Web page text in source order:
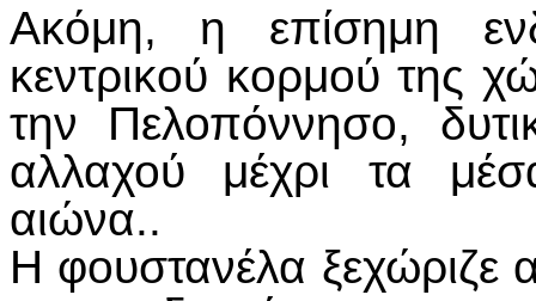
Ακόμη, η επίσημη
κεντρικού κορμού της
την Πελοπόννησο,
αλλαχού μέχρι τα
αιώνα..
Η φουστανέλα ξεχώριζε